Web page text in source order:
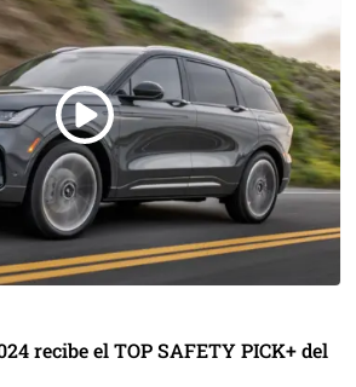
recibe el TOP SAFETY PICK+ del